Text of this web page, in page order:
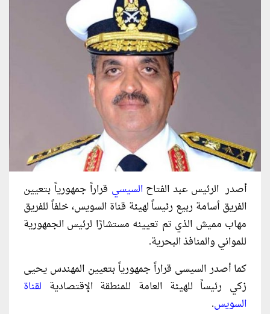
أصدر الرئيس عبد الفتاحالسيسي قراراً جمهورياً بتعيين
الفريق أسامة ربيع رئيساً لهيئة قناة السويس، خلفاً للفريق
مهاب مميش الذي تم تعيينه مستشارًا لرئيس الجمهورية
للمواني والمنافذ البحرية.
كما أصدر السيسى قراراً جمهورياً بتعيين المهندس يحيى
زكي رئيساً للهيئة العامة للمنطقة الإقتصادية لقناة
السويس.